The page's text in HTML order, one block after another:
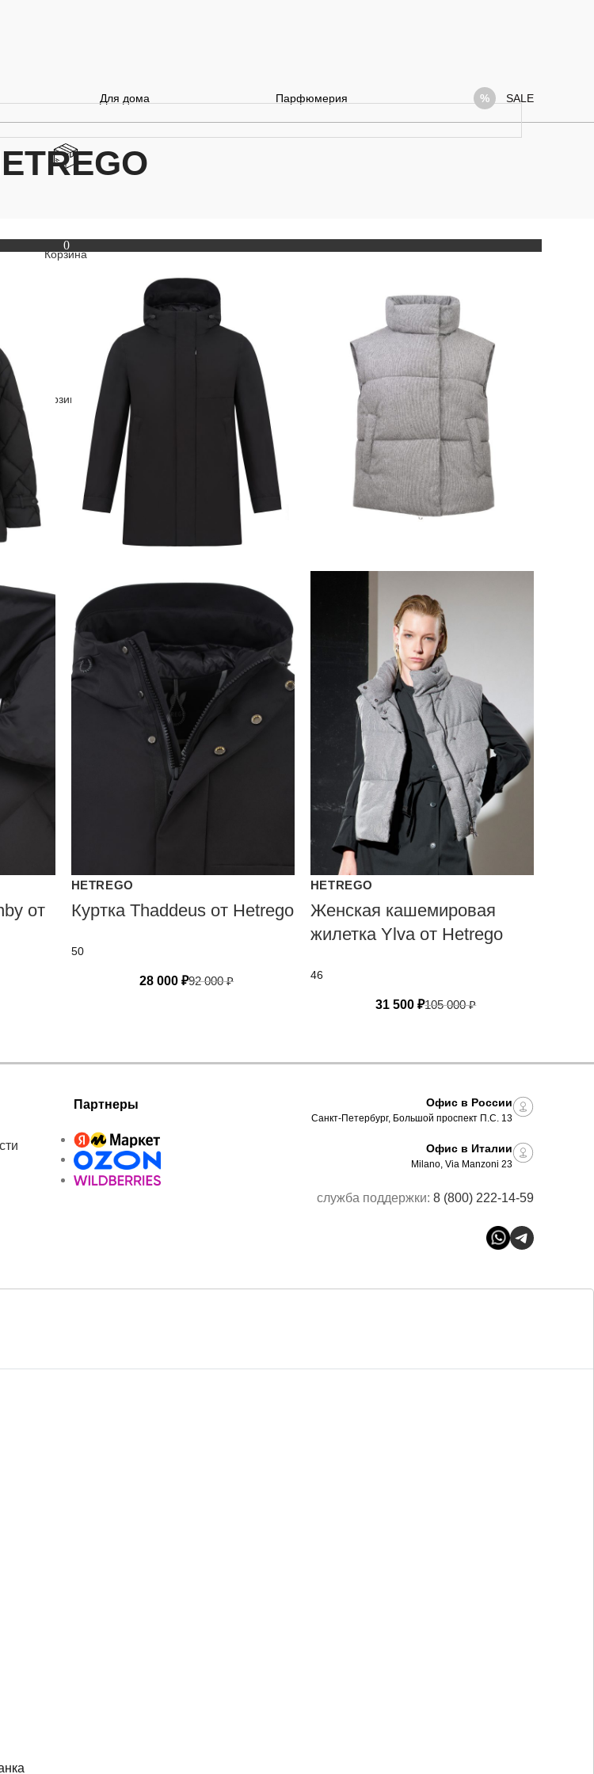
0
Для дома Парфюмерия SALE
от
HETREGO
Куртка Thaddeus от Hetrego
50
28 000₽92 000₽
HETREGO
Женская кашемировая
жилетка Ylva от Hetrego
46
31 500₽105 000₽
Партнеры Офис в России
Санкт-Петербург, Большой проспект П.С. 13
Офис в Италии
Milano, Via Manzoni 23
служба поддержки: 8 (800) 222-14-59